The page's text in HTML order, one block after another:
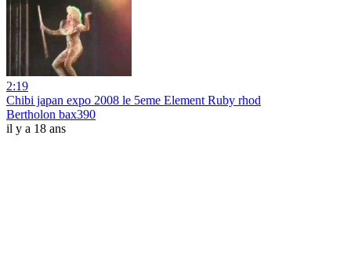
2:19
Chibi japan expo 2008 le 5eme Element Ruby rhod
Bertholon bax390
il y a 18 ans